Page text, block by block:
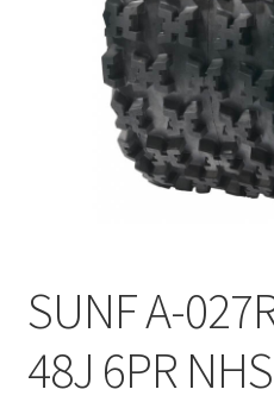
SUNF A-
48J 6PR NHS